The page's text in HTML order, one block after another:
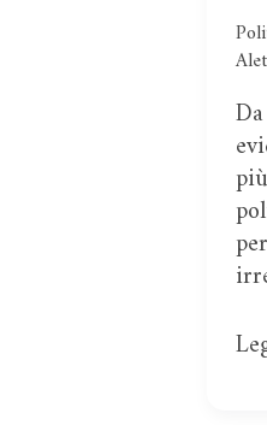
la